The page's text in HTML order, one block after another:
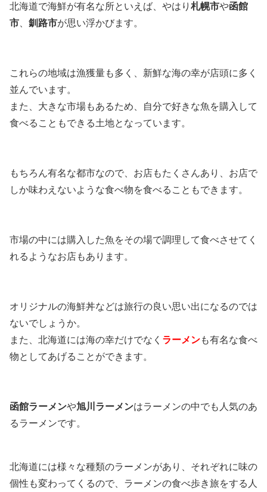
北海道で海鮮が有名な所といえば、やはり 札幌市や函館
市
釧路市が思い浮かびます。
これらの地域は漁獲量も多く、新鮮な海の幸が店頭に多く
並んでいます。
また、大きな市場もあるため、自分で好きな魚を購入して
食べることもできる土地となっています。
もちろん有名な都市なので、お店もたくさんあり、お店で
しか味わえないような食べ物を食べることもできます。
市場の中には購入した魚をその場で調理して食べさせてく
れるようなお店もあります。
オリジナルの海鮮丼などは旅行の良い思い出になるのでは
ないでしょうか。
また、北海道には海の幸だけでなく ラーメンも有名な食べ
物としてあげることができます。
函館ラーメンや旭川ラーメンはラーメンの中でも人気のあ
るラーメンです。
北海道には様々な種類のラーメンがあり、それぞれに味の
個性も変わってくるので、ラーメンの食べ歩き旅をする人